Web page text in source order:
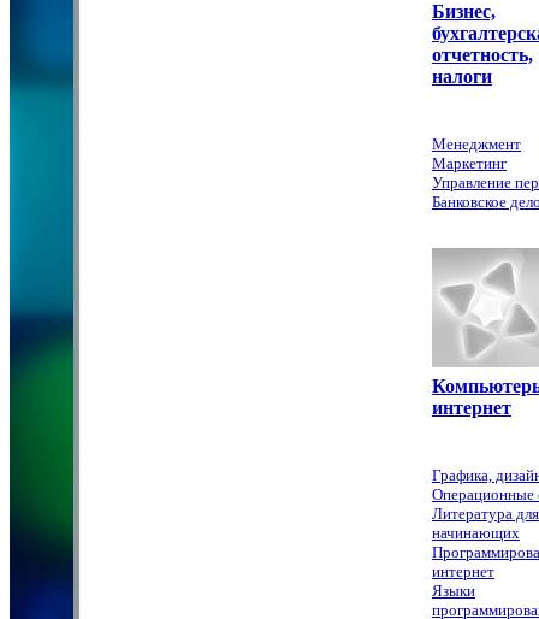
Бизнес,
отчетность,
налоги
Менеджмент
Маркетинг
Управление
Банковское
интернет
Графика,
Операционные
Литература для
начинающих
интернет
Языки